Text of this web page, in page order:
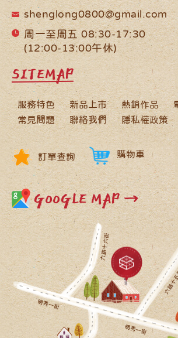
shenglong0800@gmail.com
周一至周五 08:30-17:30
(12:00-13:00午休)
SITEMAP
服務特色 新品上市 熱銷作品
常見問題
聯絡我們 隱私權政策
訂單查詢 購物車
GOOGLE MAP →